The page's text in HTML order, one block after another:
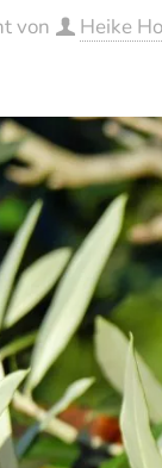
von Heike